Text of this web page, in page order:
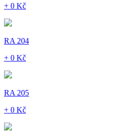
+ 0 Kč
RA 204
+ 0 Kč
RA 205
+ 0 Kč